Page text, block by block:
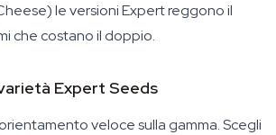
le versioni Expert reggono il
che costano il doppio.
Expert Seeds
veloce sulla gamma. Scegli